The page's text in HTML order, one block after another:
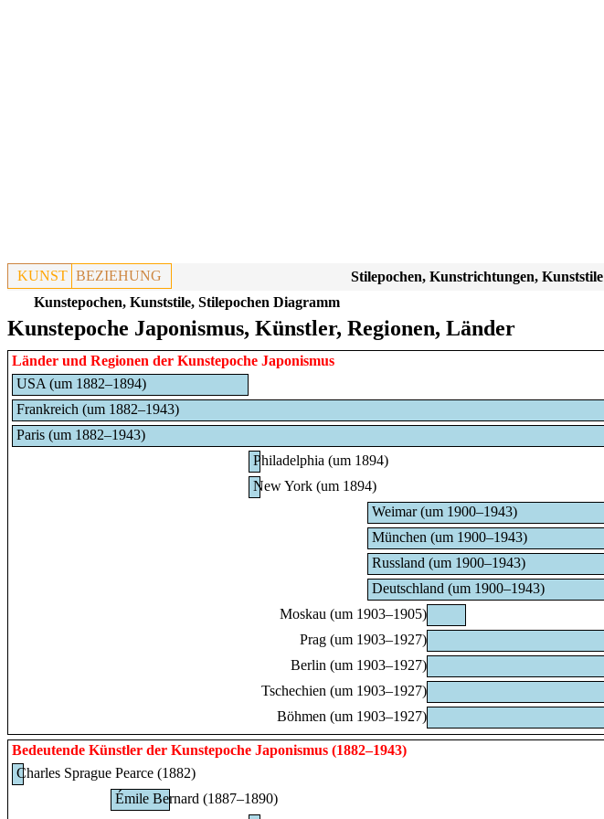
KUNST BEZIEHUNG
Stilepochen, Kunstrichtungen, Kunststile
Kunstepochen, Kunststile, Stilepochen Diagramm
Kunstepoche Japonismus, Künstler, Regionen, Länder
Länder und Regionen der Kunstepoche Japonismus
USA (um 1882–1894)
Frankreich (um 1882–1943)
Paris (um 1882–1943)
Philadelphia (um 1894)
New York (um 1894)
Weimar (um 1900–1943)
München (um 1900–1943)
Russland (um 1900–1943)
Deutschland (um 1900–1943)
Moskau (um 1903–1905)
Prag (um 1903–1927)
Berlin (um 1903–1927)
Tschechien (um 1903–1927)
Böhmen (um 1903–1927)
Bedeutende Künstler der Kunstepoche Japonismus (1882–1943)
Charles Sprague Pearce (1882)
Émile Bernard (1887–1890)